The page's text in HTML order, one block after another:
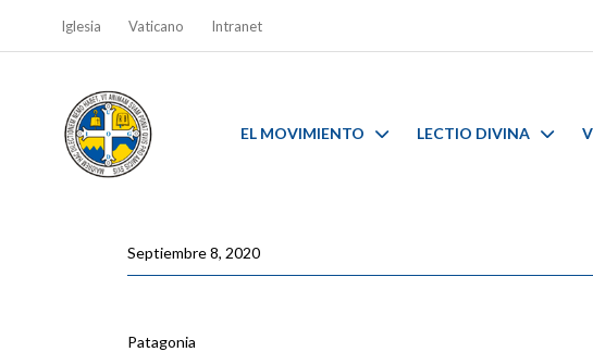
Iglesia Vaticano Intranet
EL MOVIMIENTO LECTIO DIVINA
Septiembre 8, 2020
Patagonia